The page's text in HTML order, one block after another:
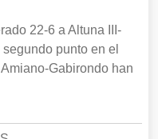
22-6 a Altuna III-
punto en el
Gabirondo han